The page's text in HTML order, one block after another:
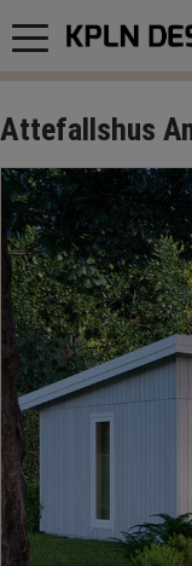
Meny
Attefallshus